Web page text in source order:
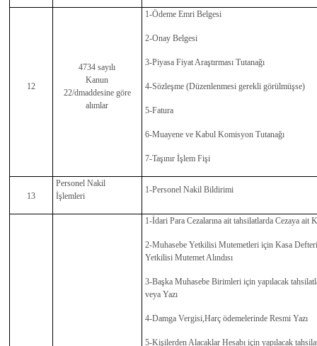
12
4734 sayılı
Kanun
22/dmaddesine göre
alımlar
1-Ödeme Emri Belgesi
2-Onay Belgesi
3-Piyasa Fiyat Araştırması Tutanağı
4-Sözleşme (Düzenlenmesi gerekli görülmüşse)
5-Fatura
6-Muayene ve Kabul Komisyon Tutanağı
7-Taşınır İşlem Fişi
13
Personel Nakil
İşlemleri
1-Personel Nakil Bildirimi
1-İdari Para Cezalarına ait tahsilatlarda Cezaya ait
2-Muhasebe Yetkilisi Mutemetleri için Kasa
Yetkilisi Mutemet Alındısı
3-Başka Muhasebe Birimleri için yapılacak
veya Yazı
4-Damga Vergisi,Harç ödemelerinde Resmi Yazı
5-Kişilerden Alacaklar Hesabı için yapılacak